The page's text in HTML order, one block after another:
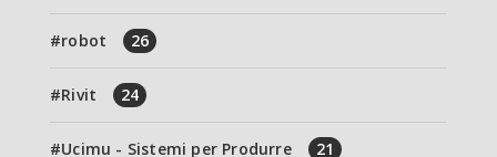
robot 26
Rivit 24
Ucimu - Sistemi per Produrre 21